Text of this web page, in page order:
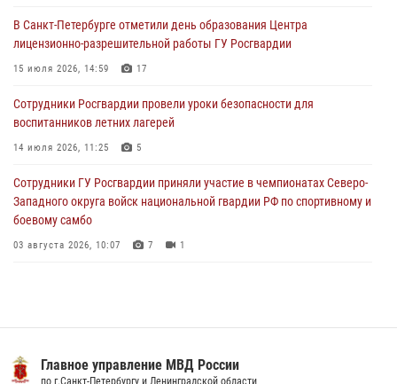
В Петербурге сотрудники Росгвардии обеспечили правопорядок в
День Воздушно-десантных войск
02 августа 2026, 19:30 10
Сотрудники Росгвардии на Пушкинской улице задержали двух
граждан, подозреваемых в попытке поджога одного из баров в
центре города
В Санкт-Петербурге отметили день образования Центра
лицензионно-разрешительной работы ГУ Росгвардии
15 июля 2026, 14:59 17
Сотрудники Росгвардии провели уроки безопасности для
воспитанников летних лагерей
14 июля 2026, 11:25 5
Сотрудники ГУ Росгвардии приняли участие в чемпионатах Северо-
Западного округа войск национальной гвардии РФ по спортивному и
боевому самбо
03 августа 2026, 10:07 7 1
В Красногвардейском районе росгвардейцы задержали хулигана,
угрожавшего мужчине пневматическим пистолетом
управление МВД России
Петербургу и Ленинградской области